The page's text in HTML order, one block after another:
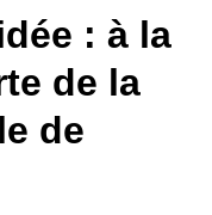
: à la
de la
de